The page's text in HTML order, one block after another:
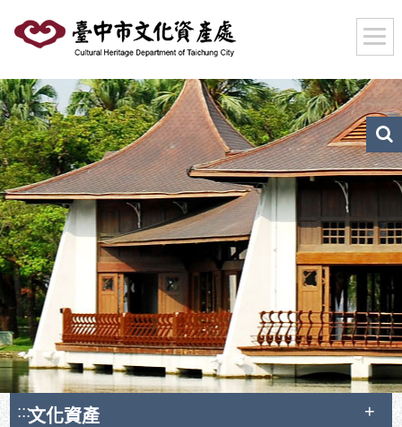
要
內
容
區
塊
:::文化資產
文
化
資
搜
尋